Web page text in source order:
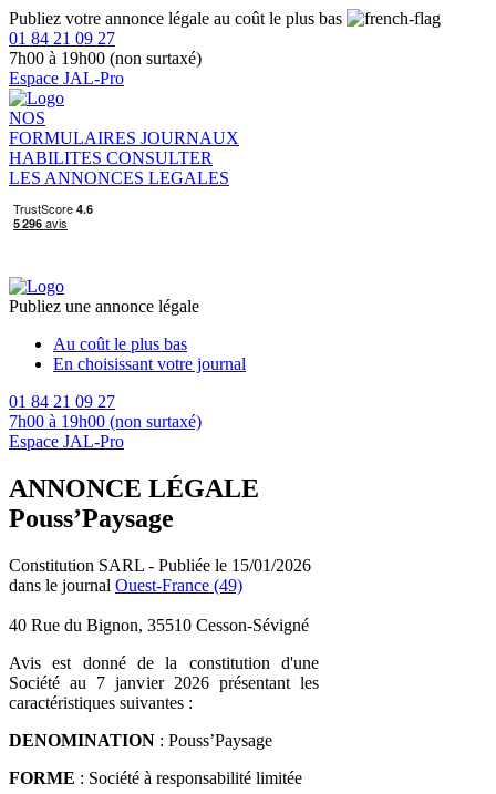
Publiez votre annonce légale au coût le plus bas
01 84 21 09 27
7h00 à 19h00 (non surtaxé)
Espace JAL-Pro
NOS
FORMULAIRES JOURNAUX
HABILITES CONSULTER
LES ANNONCES LEGALES
Publiez une annonce légale
Au coût le plus bas
En choisissant votre journal
01 84 21 09 27
7h00 à 19h00 (non surtaxé)
Espace JAL-Pro
ANNONCE LÉGALE
Pouss’Paysage
Constitution SARL - Publiée le 15/01/2026
dans le journal Ouest-France (49)
40 Rue du Bignon, 35510 Cesson-Sévigné
Avis est donné de la constitution d'une
Société au 7 janvier 2026 présentant les
caractéristiques suivantes :
DENOMINATION : Pouss’Paysage
FORME : Société à responsabilité limitée